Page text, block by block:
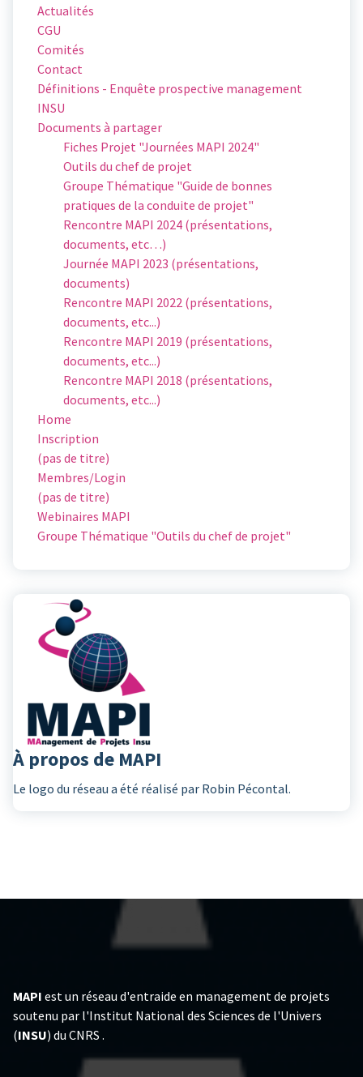
Actualités
CGU
Comités
Contact
Définitions - Enquête prospective management
INSU
Documents à partager
Fiches Projet "Journées MAPI 2024"
Outils du chef de projet
Groupe Thématique "Guide de bonnes
pratiques de la conduite de projet"
Rencontre MAPI 2024 (présentations,
documents, etc…)
Journée MAPI 2023 (présentations,
documents)
Rencontre MAPI 2022 (présentations,
documents, etc...)
Rencontre MAPI 2019 (présentations,
documents, etc...)
Rencontre MAPI 2018 (présentations,
documents, etc...)
Home
Inscription
(pas de titre)
Membres/Login
(pas de titre)
Webinaires MAPI
Groupe Thématique "Outils du chef de projet"
À propos de MAPI
Le logo du réseau a été réalisé par Robin Pécontal.
MAPI est un réseau d'entraide en management de projets
soutenu par l'Institut National des Sciences de l'Univers
(INSU) du CNRS .